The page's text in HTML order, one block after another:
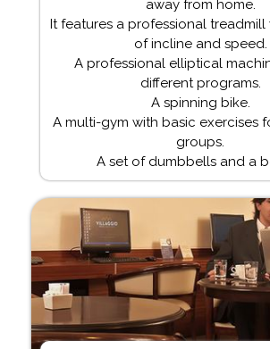
away from home.
It features a professional treadmill
of incline and speed.
A professional elliptical
different programs.
A spinning bike.
A multi-gym with basic exercises
groups.
A set of dumbbells and a